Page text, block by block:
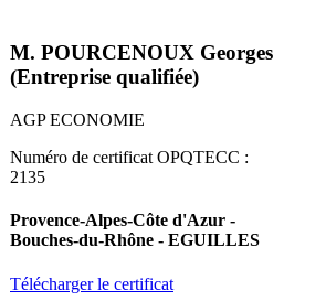
M. POURCENOUX Georges
(Entreprise qualifiée)
AGP ECONOMIE
Numéro de certificat OPQTECC :
2135
Provence-Alpes-Côte d'Azur -
Bouches-du-Rhône - EGUILLES
Télécharger le certificat